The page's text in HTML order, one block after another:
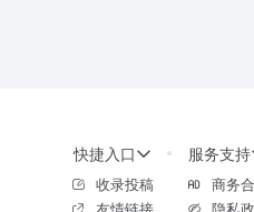
快捷入口
收录投稿
服务支持
商务